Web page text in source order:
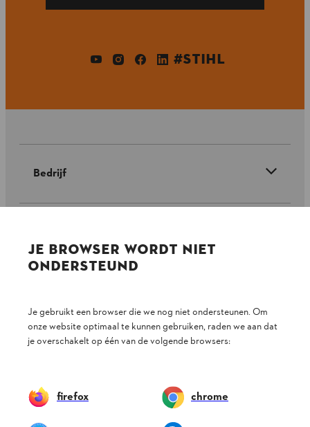
#STIHL
Bedrijf
Cookie-informatie Juridische informatie
JE BROWSER WORDT NIET
ONDERSTEUND
Je gebruikt een browser die we nog niet ondersteunen. Om
onze website optimaal te kunnen gebruiken, raden we aan dat
je overschakelt op één van de volgende browsers:
firefox chrome